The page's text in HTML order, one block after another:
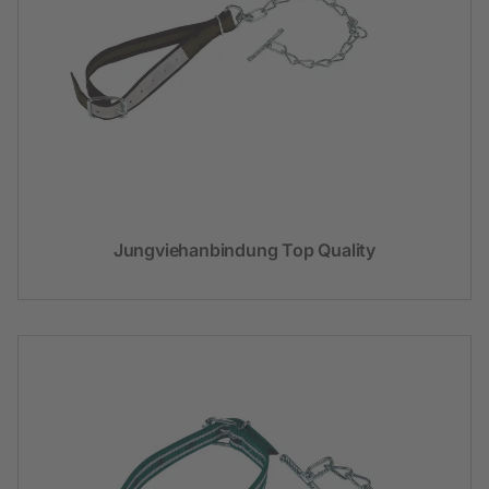
Jungviehanbindung Top Quality